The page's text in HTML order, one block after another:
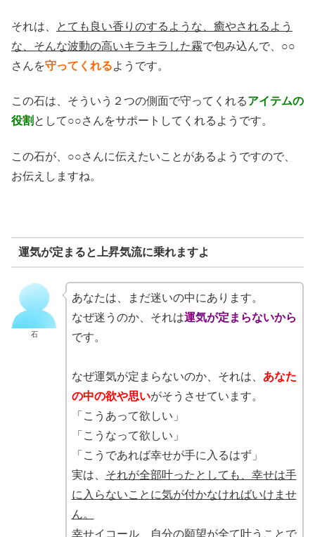
それは、
とても良い香りのするような、癒やされるよう
な、そんな波動の高いキラキラした霧で包み込んで、○○
さんを守ってくれるようです。
この石は、そういう２つの側面で守ってくれるアイテムの
役割 として○○さんをサポートしてくれるようです。
この石が、○○さんに伝えたいことがあるようですので、
お伝えしますね。
運気が定まると上昇気流に乗れますよ
石
あなたは、まだ迷いの中にあります。
なぜ迷うのか、それは運気が定まらないから
です。
なぜ運気が定まらないのか、それは、 あなた
の中の欲や思いがそうさせています。
「こうあって欲しい」
「こうなって欲しい」
「こうであれば幸せが手に入るはず」
実は、 それが全部叶ったとしても、幸せは手
に入らないことに気が付かなければいけませ
ん。
幸せイコール、自分の願望が全て叶うことで